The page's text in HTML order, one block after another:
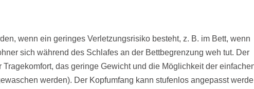
wenn ein geringes Verletzungsrisiko besteht, z. B. im Bett, wenn
sich während des Schlafes an der Bettbegrenzung weh tut. Der
das geringe Gewicht und die Möglichkeit der
werden). Der Kopfumfang kann stufenlos angepasst